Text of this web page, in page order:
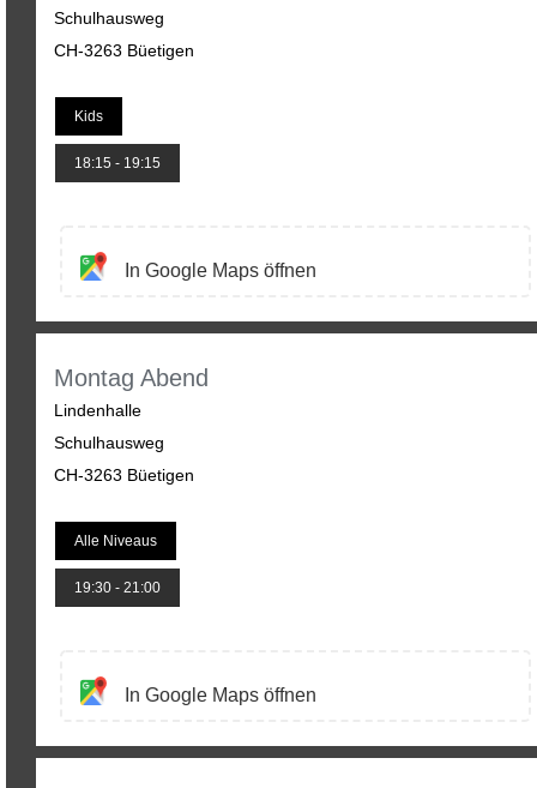
Schulhausweg
CH-3263 Büetigen
Kids
18:15 - 19:15
In Google Maps öffnen
Montag Abend
Lindenhalle
Schulhausweg
CH-3263 Büetigen
Alle Niveaus
19:30 - 21:00
In Google Maps öffnen